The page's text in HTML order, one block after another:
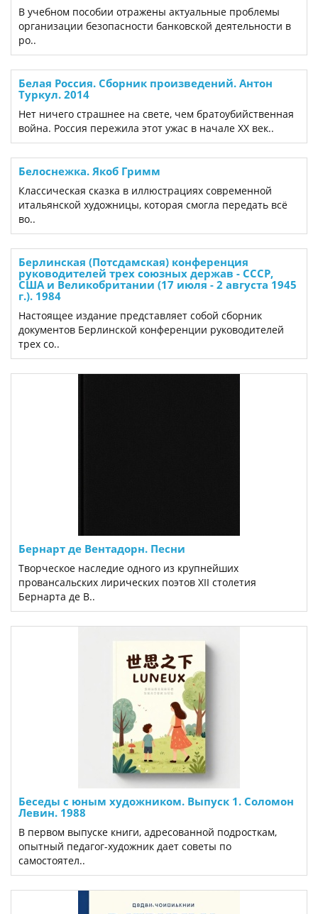
В учебном пособии отражены актуальные проблемы
организации безопасности банковской деятельности в
ро..
Белая Россия. Сборник произведений. Антон
Туркул. 2014
Нет ничего страшнее на свете, чем братоубийственная
война. Россия пережила этот ужас в начале ХХ век..
Белоснежка. Якоб Гримм
Классическая сказка в иллюстрациях современной
итальянской художницы, которая смогла передать всё
во..
Берлинская (Потсдамская) конференция
руководителей трех союзных держав - СССР,
США и Великобритании (17 июля - 2 августа 1945
г.). 1984
Настоящее издание представляет собой сборник
документов Берлинской конференции руководителей
трех со..
Бернарт де Вентадорн. Песни
Творческое наследие одного из крупнейших
провансальских лирических поэтов XII столетия
Бернарта де В..
Беседы с юным художником. Выпуск 1. Соломон
Левин. 1988
В первом выпуске книги, адресованной подросткам,
опытный педагог-художник дает советы по
самостоятел..